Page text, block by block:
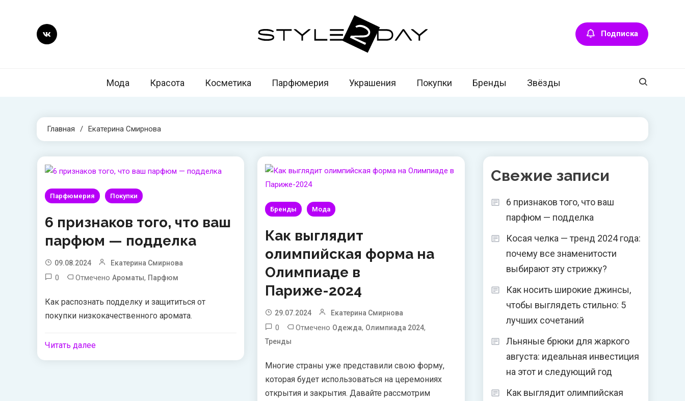
содержимому
Подписка
Мода Красота Косметика Парфюмерия Украшения Покупки Бренды Звёзды
Главная Екатерина Смирнова
Парфюмерия Покупки
6 признаков того, что ваш
парфюм — подделка
09.08.2024 Екатерина Смирнова
0 Отмечено Ароматы, Парфюм
Как распознать подделку и защититься от
покупки низкокачественного аромата.
Читать далее
Бренды Мода
Как выглядит
олимпийская форма на
Олимпиаде в
Париже-2024
29.07.2024 Екатерина Смирнова
0 Отмечено Одежда, Олимпиада 2024,
Тренды
Многие страны уже представили свою форму,
которая будет использоваться на церемониях
открытия и закрытия. Давайте рассмотрим
Свежие записи
6 признаков того, что ваш
парфюм — подделка
Косая челка — тренд 2024 года:
почему все знаменитости
выбирают эту стрижку?
Как носить широкие джинсы,
чтобы выглядеть стильно: 5
лучших сочетаний
Льняные брюки для жаркого
августа: идеальная инвестиция
на этот и следующий год
Как выглядит олимпийская